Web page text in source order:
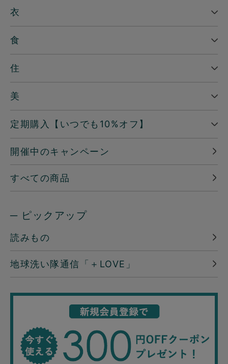
衣
食
住
美
定期購入【いつでも10%オフ】
開催中のキャンペーン
すべての商品
─ ピックアップ
読みもの
地球洗い隊通信「＋LOVE」